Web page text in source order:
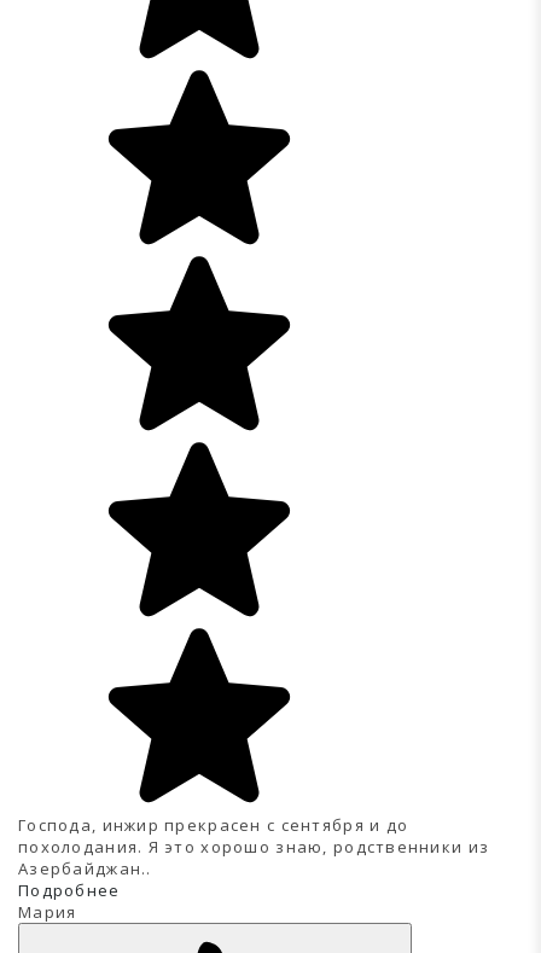
Господа, инжир прекрасен с сентября и до
похолодания. Я это хорошо знаю, родственники из
Азербайджан..
Подробнее
Мария